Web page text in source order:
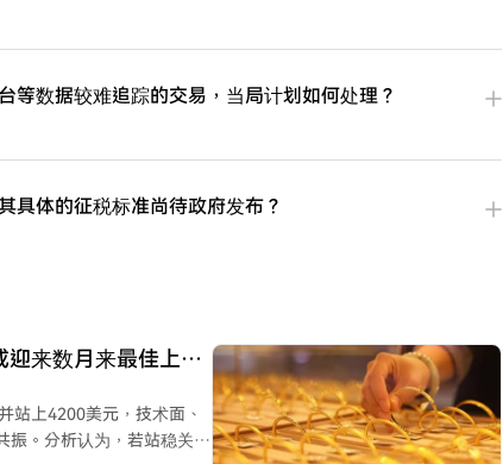
等数据较难追踪的交易，当局计划如何处理？
具体的征税标准尚待政府发布？
迎来数月来最佳上涨
站上4200美元，技术面、
振。分析认为，若站稳关键